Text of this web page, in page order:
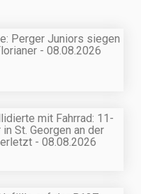
Perger Juniors siegen
- 08.08.2026
mit Fahrrad: 11-
St. Georgen an der
- 08.08.2026